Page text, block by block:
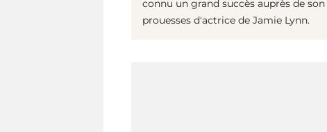
connu un grand succès auprès de
prouesses d'actrice de Jamie Lynn.